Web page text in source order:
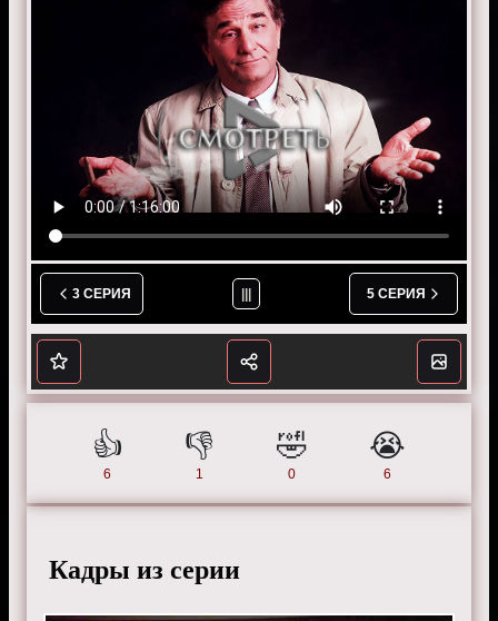
обвиняя в убийстве Дейла. Тот отрицает причастность
к преступлению, но Коломбо заявляет о
доказательствах – собственных отпечатках пальцев,
оставленных на картинах в доме Дейла. Обвиняемый
утверждает, что отпечатки оставлены сейчас, но
Коломбо показывает руки в перчатках.
Режиссер:Ричард Левинсон
Актеры:Питер Фальк, Джин Барри, Ли Грант, Розмари
Альберт, Сюзанн Плешетт, Ким Хантер, Ричард
Андерсон, Лесли Нильсен, Джон Фидлер и другие.
Смотрите онлайн 1 сезон 4 серию « Коломбо»
бесплатно в хорошем HD качестве, на телефоне,
планшете, пк или телевизоре на сайте colombotv.ru.
3 СЕРИЯ 5 СЕРИЯ
👍️
6
👎️
1
🤣
0
😭
6
Кадры из серии